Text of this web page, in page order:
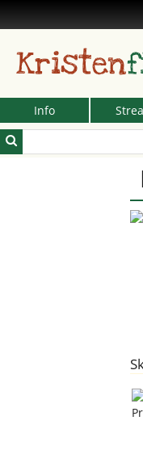
Kristen
Info